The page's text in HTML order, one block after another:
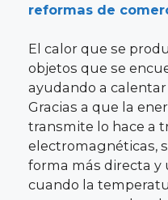
reformas de
El calor que se
objetos que se
ayudando a
Gracias a que la
transmite lo hace a
electromagnéticas,
forma más directa y
cuando la